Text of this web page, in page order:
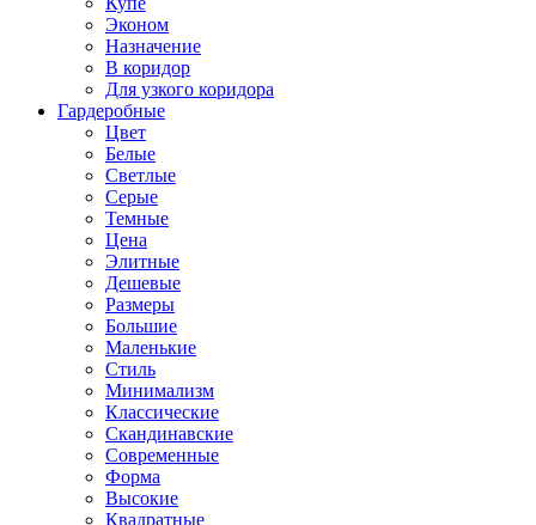
Эконом
Назначение
В коридор
Для узкого коридора
Гардеробные
Цвет
Белые
Светлые
Серые
Темные
Цена
Элитные
Дешевые
Размеры
Большие
Маленькие
Стиль
Минимализм
Классические
Скандинавские
Современные
Форма
Высокие
Квадратные